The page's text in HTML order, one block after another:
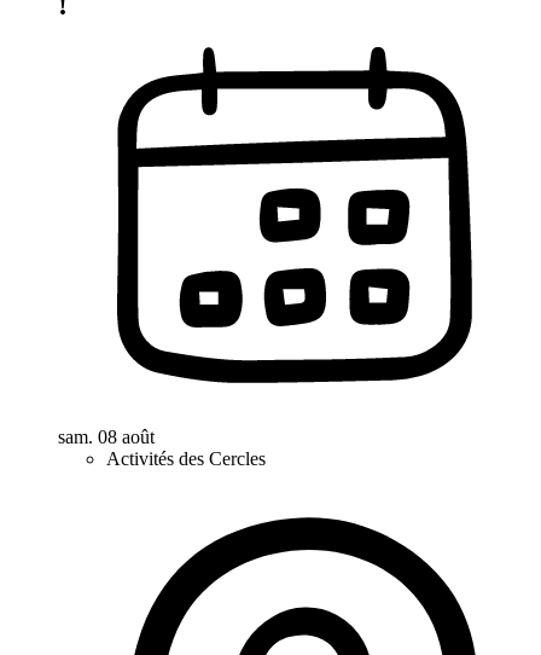
sam. 08 août
Activités des Cercles